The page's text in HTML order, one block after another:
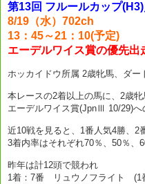
第13回 フルールカップ
8/19（水）702ch
13：45～21：10(予定)
エーデルワイス賞の優先出
ホッカイドウ所属 2歳牝馬、ダー
本レースの2着以上の馬に、2歳
エーデルワイス賞(JpnⅢ 10/29)へ
近10戦を見ると、1番人気4勝、2
3着内率はそれぞれ70％、50％、
昨年は計12頭で競われ
1着：7番 リュウノフライト (1